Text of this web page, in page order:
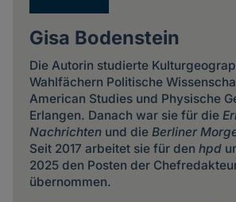
Gisa Bodenstein
Die Autorin studierte
Wahlfächern Politische
American Studies und Physische
Erlangen. Danach war sie für die
Nachrichtenund die Berliner
Seit 2017 arbeitet sie für den hpd
2025 den Posten der
übernommen.